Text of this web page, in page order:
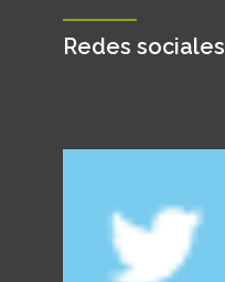
Redes sociales